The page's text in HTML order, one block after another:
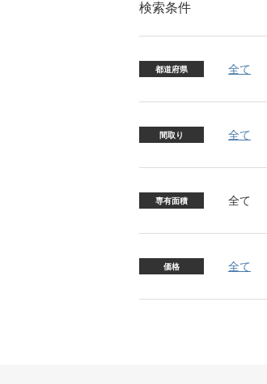
検索条件
都道府県 全て
間取り 全て
専有面積 全て
価格 全て